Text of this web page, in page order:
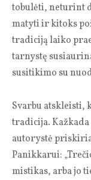
tobulėti, neturint
matyti ir kitoks
tradiciją laiko
tarnystę
susitikimo su
Svarbu atskleisti,
tradicija.
autorystė
Panikkarui:
mistikas, arba jo